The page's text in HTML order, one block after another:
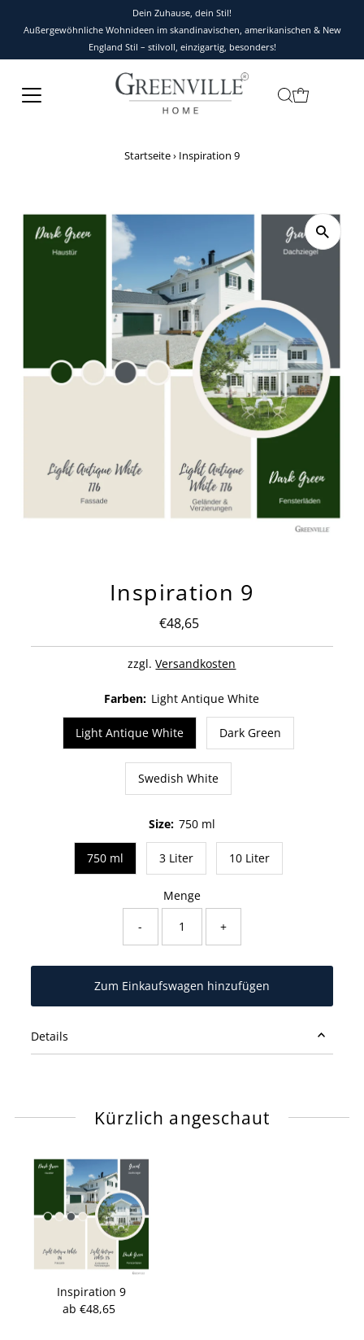
Dein Zuhause, dein Stil!
Außergewöhnliche Wohnideen im skandinavischen, amerikanischen & New
England Stil – stilvoll, einzigartig, besonders!
Startseite› Inspiration 9
Inspiration 9
Regulärer
€48,65
zzgl.Versandkosten
Farben: Light Antique White
Light Antique White Dark Green
Swedish White
Size: 750 ml
750 ml 3 Liter 10 Liter
Menge
-
+
Details
Kürzlich angeschaut
Inspiration 9
Regulärer
ab €48,65